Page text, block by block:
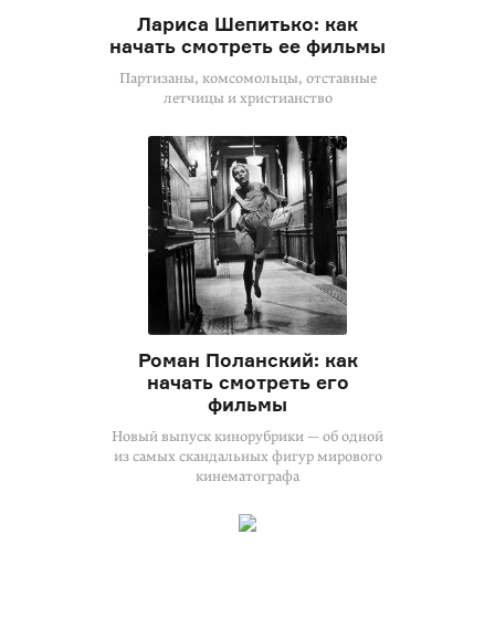
Лариса Шепитько: как
начать смотреть ее фильмы
Парти­заны, комсомольцы, отставные
летчицы и христианство
Роман Поланский: как
начать смотреть его
фильмы
Новый выпуск кинорубрики — об одной
из самых скандальных фигур мирового
кинематографа